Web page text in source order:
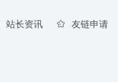
站长资讯 友链申请